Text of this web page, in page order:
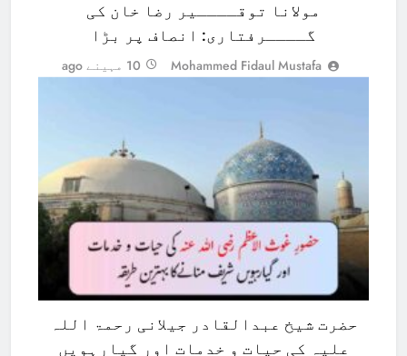
مولانا توقــــیر رضا خان کی
گــــرفتاری: انصاف پر بڑا
سوالیـــــہ نشان
Mohammed Fidaul Mustafa 10 مہینے ago
حضرت شیخ عبدالقادر جیلانی رحمۃ اللہ
علیہ کی حیات و خدمات اور گیارہویں